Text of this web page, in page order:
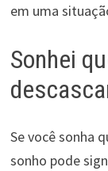
em uma
Sonhei
Se você sonha
sonho pode